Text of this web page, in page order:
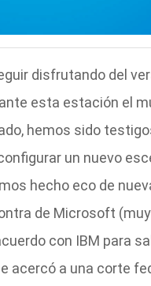
disfrutando del
esta estación el
hemos sido
un nuevo
hecho eco de
de Microsoft
con IBM para
acercó a una corte